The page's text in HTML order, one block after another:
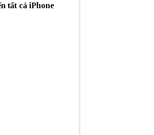
tất cả iPhone